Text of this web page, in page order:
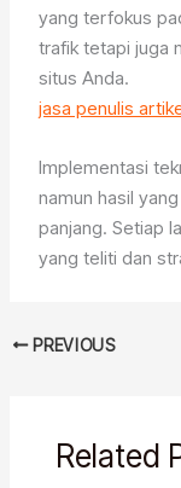
yang terfokus
trafik tetapi juga
situs Anda.
jasa penulis
Implementasi
namun hasil
panjang. Setiap
yang teliti dan
PREVIOUS
Related